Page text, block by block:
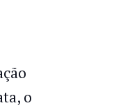
o